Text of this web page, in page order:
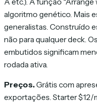
algoritmo genético. Mais
generalistas. Construído
não para qualquer deck.
embutidos significam
rodada ativa.
Preços.Grátis com
exportações. Starter $12/